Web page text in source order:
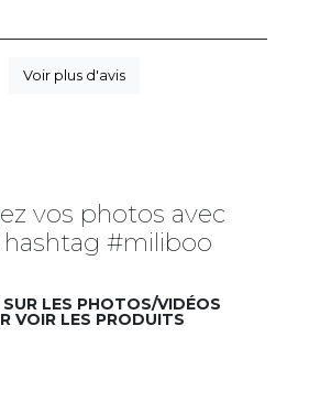
Voir plus d'avis
vos photos avec
#miliboo
LES PHOTOS/VIDÉOS
VOIR LES PRODUITS